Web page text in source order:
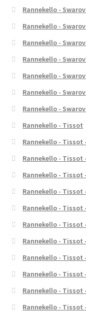
Rannekello -
Rannekello -
Rannekello -
Rannekello -
Rannekello -
Rannekello -
Rannekello -
Rannekello - Tissot
Rannekello - Tissot
Rannekello -
Rannekello -
Rannekello - Tissot
Rannekello - Tissot
Rannekello - Tissot
Rannekello - Tissot
Rannekello - Tissot
Rannekello -
Rannekello - Tissot
Rannekello - Tissot